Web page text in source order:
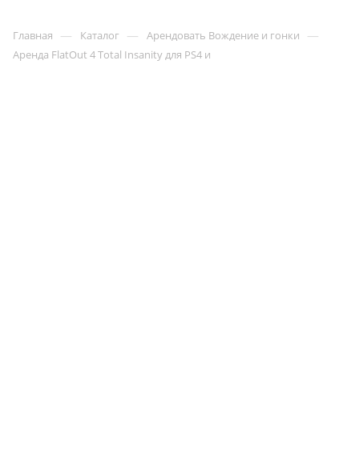
Главная — Каталог — Арендовать Вождение и гонки —
Аренда FlatOut 4 Total Insanity для PS4 и